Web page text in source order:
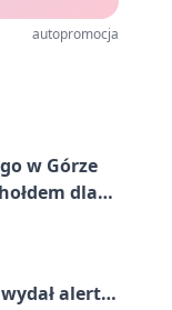
autopromocja
w Górze
dla
alert